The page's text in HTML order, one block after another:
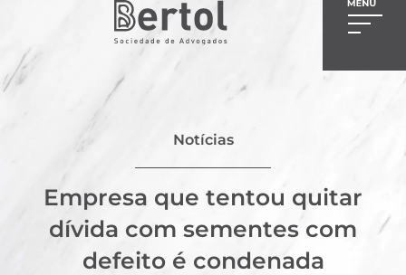
Notícias
Empresa que tentou quitar
dívida com sementes com
defeito é condenada